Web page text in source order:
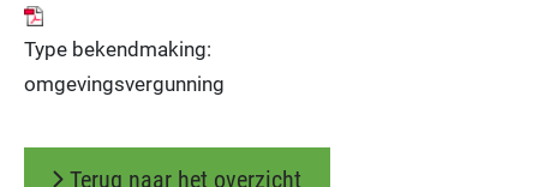
Type bekendmaking:
omgevingsvergunning
Terug naar het overzicht